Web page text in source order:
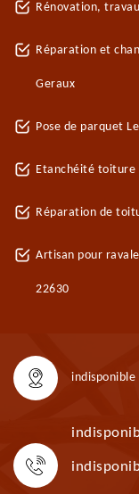
Rénovation,
Réparation et
Geraux
Pose de parquet
Etanchéité toiture
Réparation de
Artisan pour
22630
indisponible